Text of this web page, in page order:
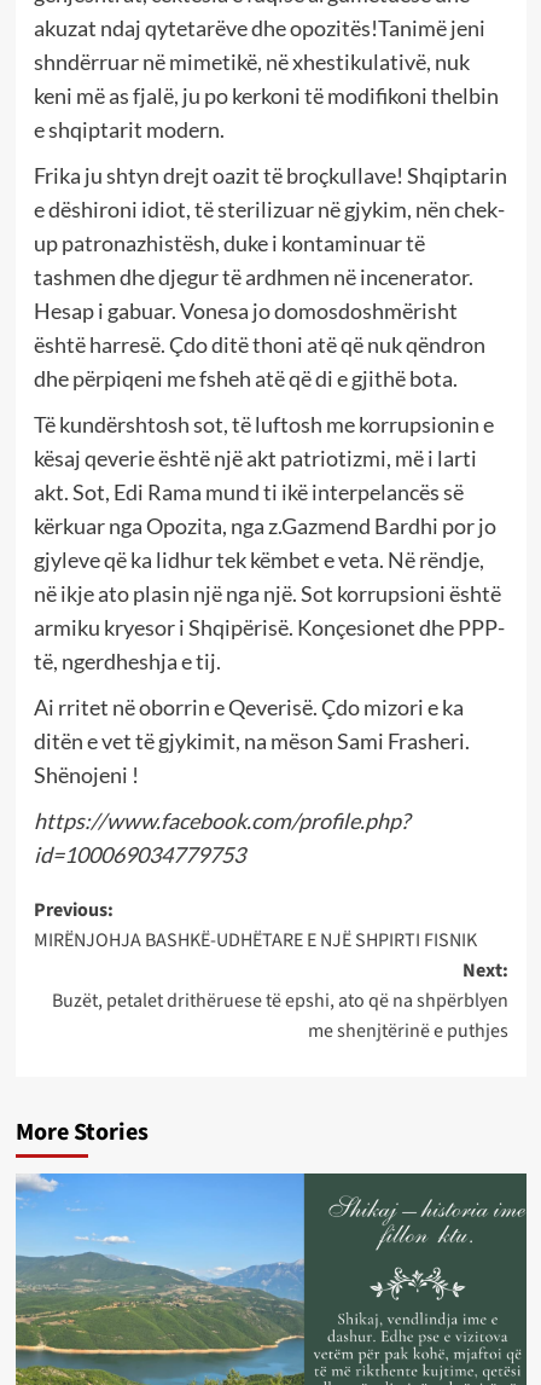
akuzat ndaj qytetarëve dhe opozitës!Tanimë jeni
shndërruar në mimetikë, në xhestikulativë, nuk
keni më as fjalë, ju po kerkoni të modifikoni thelbin
e shqiptarit modern.
Frika ju shtyn drejt oazit të broçkullave! Shqiptarin
e dëshironi idiot, të sterilizuar në gjykim, nën chek-
up patronazhistësh, duke i kontaminuar të
tashmen dhe djegur të ardhmen në incenerator.
Hesap i gabuar. Vonesa jo domosdoshmërisht
është harresë. Çdo ditë thoni atë që nuk qëndron
dhe përpiqeni me fsheh atë që di e gjithë bota.
Të kundërshtosh sot, të luftosh me korrupsionin e
kësaj qeverie është një akt patriotizmi, më i larti
akt. Sot, Edi Rama mund ti ikë interpelancës së
kërkuar nga Opozita, nga z.Gazmend Bardhi por jo
gjyleve që ka lidhur tek këmbet e veta. Në rëndje,
në ikje ato plasin një nga një. Sot korrupsioni është
armiku kryesor i Shqipërisë. Konçesionet dhe PPP-
të, ngerdheshja e tij.
Ai rritet në oborrin e Qeverisë. Çdo mizori e ka
ditën e vet të gjykimit, na mëson Sami Frasheri.
Shënojeni !
https://www.facebook.com/profile.php?
id=100069034779753
Post
navigation
Previous:
MIRËNJOHJA BASHKË-UDHËTARE E NJË SHPIRTI FISNIK
Next:
Buzët, petalet drithëruese të epshi, ato që na shpërblyen
me shenjtërinë e puthjes
More Stories